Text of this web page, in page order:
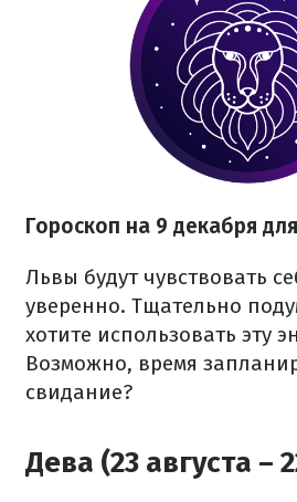
Гороскоп на 9 декабря
Львы будут чувствовать
уверенно. Тщательно
хотите использовать эту
Возможно, время
свидание?
Дева (23 августа –